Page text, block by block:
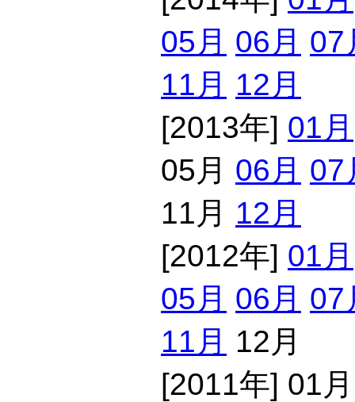
05月 06月 07
11月 12月
[2013年] 01月
05月 06月 07
11月 12月
[2012年] 01月
05月 06月 07
11月 12月
[2011年] 01